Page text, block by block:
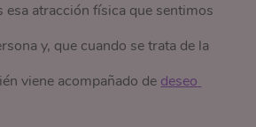
esa atracción física que sentimos
y, que cuando se trata de la
viene acompañado de deseo